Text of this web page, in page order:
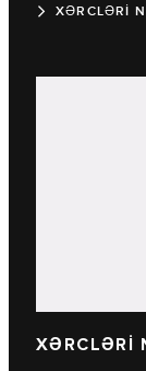
XƏRCLƏRİ
XƏRCLƏRİ